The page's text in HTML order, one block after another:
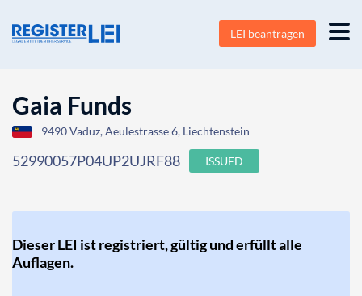
LEI beantragen
Gaia Funds
9490 Vaduz, Aeulestrasse 6, Liechtenstein
52990057P04UP2UJRF88 ISSUED
Dieser LEI ist registriert, gültig und erfüllt alle
Auflagen.